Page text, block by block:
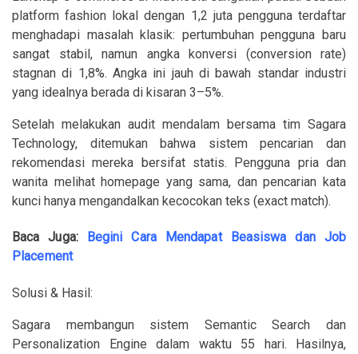
platform fashion lokal dengan 1,2 juta pengguna terdaftar
menghadapi masalah klasik: pertumbuhan pengguna baru
sangat stabil, namun angka konversi (conversion rate)
stagnan di 1,8%. Angka ini jauh di bawah standar industri
yang idealnya berada di kisaran 3–5%.
Setelah melakukan audit mendalam bersama tim Sagara
Technology, ditemukan bahwa sistem pencarian dan
rekomendasi mereka bersifat statis. Pengguna pria dan
wanita melihat homepage yang sama, dan pencarian kata
kunci hanya mengandalkan kecocokan teks (exact match).
Baca Juga:
Begini Cara Mendapat Beasiswa dan Job
Placement
Solusi & Hasil:
Sagara membangun sistem Semantic Search dan
Personalization Engine dalam waktu 55 hari. Hasilnya,